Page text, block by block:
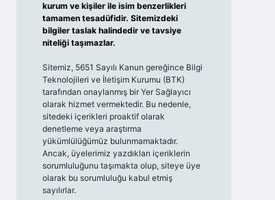
kurum ve kişiler ile isim benzerlikleri
tamamen tesadüfidir. Sitemizdeki
bilgiler taslak halindedir ve tavsiye
niteliği taşımazlar.
Sitemiz, 5651 Sayılı Kanun gereğince Bilgi
Teknolojileri ve İletişim Kurumu (BTK)
tarafından onaylanmış bir Yer Sağlayıcı
olarak hizmet vermektedir. Bu nedenle,
sitedeki içerikleri proaktif olarak
denetleme veya araştırma
yükümlülüğümüz bulunmamaktadır.
Ancak, üyelerimiz yazdıkları içeriklerin
sorumluluğunu taşımakta olup, siteye üye
olarak bu sorumluluğu kabul etmiş
sayılırlar.